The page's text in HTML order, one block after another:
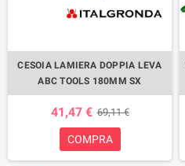
CESOIA LAMIERA DOPPIA LEVA
ABC TOOLS 180MM SX
41,47 € 69,11 €
COMPRA